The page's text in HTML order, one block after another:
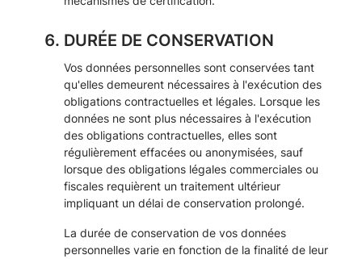
DURÉE DE CONSERVATION
Vos données personnelles sont conservées tant
qu'elles demeurent nécessaires à l'exécution des
obligations contractuelles et légales. Lorsque les
données ne sont plus nécessaires à l'exécution
des obligations contractuelles, elles sont
régulièrement effacées ou anonymisées, sauf
lorsque des obligations légales commerciales ou
fiscales requièrent un traitement ultérieur
impliquant un délai de conservation prolongé.
La durée de conservation de vos données
personnelles varie en fonction de la finalité de leur